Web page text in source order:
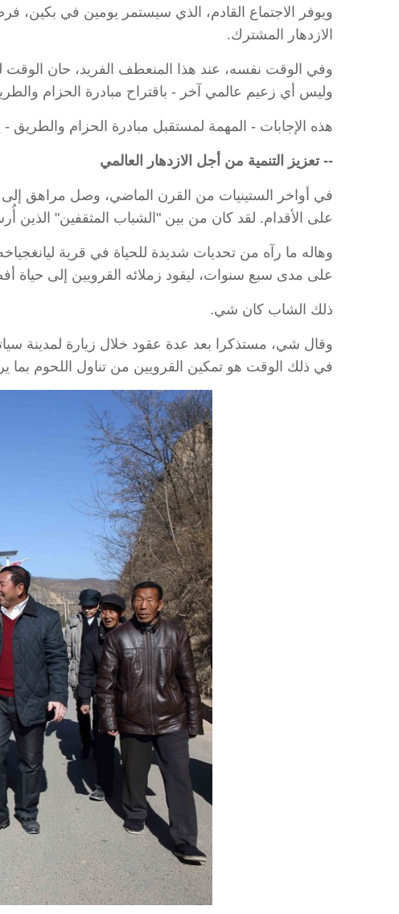
ويوفر الاجتماع القادم، الذي سيستمر يومين في بكين،
الازدهار المشترك.
وفي الوقت نفسه، عند هذا المنعطف الفريد، حان الوقت
وليس أي زعيم عالمي آخر - باقتراح مبادرة الحزام
هذه الإجابات - المهمة لمستقبل مبادرة الحزام
-- تعزيز التنمية من أجل الازدهار العالمي
في أواخر الستينيات من القرن الماضي، وصل مراهق إلى
على الأقدام. لقد كان من بين "الشباب المثقفين" الذين
وهاله ما رآه من تحديات شديدة للحياة في قرية
على مدى سبع سنوات، ليقود زملائه القرويين إلى حياة
ذلك الشاب كان شي.
وقال شي، مستذكرا بعد عدة عقود خلال زيارة لمدينة
في ذلك الوقت هو تمكين القرويين من تناول اللحوم بما